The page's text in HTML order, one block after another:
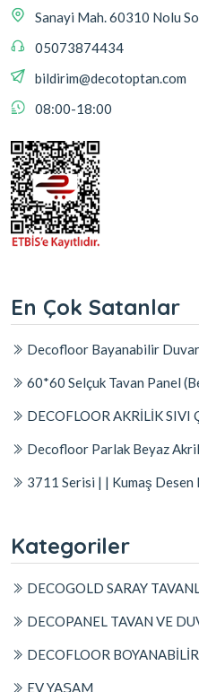
Sanayi Mah. 60310 Nolu
05073874434
bildirim@decotoptan.com
08:00-18:00
En Çok Satanlar
Decofloor Bayanabilir Duvar
60*60 Selçuk Tavan Panel
DECOFLOOR AKRİLİK SIVI
Decofloor Parlak Beyaz
3711 Serisi | | Kumaş Desen
Kategoriler
DECOGOLD SARAY
DECOPANEL TAVAN VE
DECOFLOOR
EV YAŞAM